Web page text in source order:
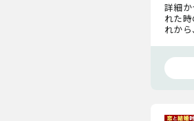
詳細
れた
れか